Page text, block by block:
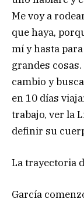
Me voy a
que haya,
mí y hasta
grandes
cambio y
en 10 días
trabajo, ver la
definir su
La trayectoria
García